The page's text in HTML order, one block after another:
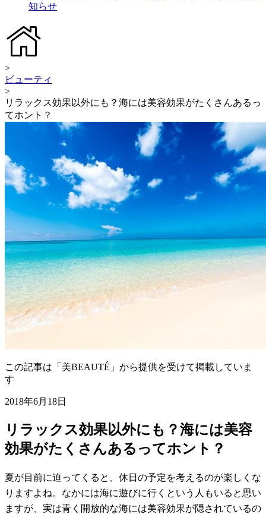
知らせ
>
ビューティ
>
リラックス効果以外にも？海には美容効果がたくさんあるっ
てホント？
この記事は「美BEAUTÉ」から提供を受けて掲載していま
す
2018年6月18日
リラックス効果以外にも？海には美容
効果がたくさんあるってホント？
夏が目前に迫ってくると、休日の予定を考えるのが楽しくな
りますよね。なかには海に遊びに行くという人もいると思い
ますが、実は青く開放的な海には美容効果が隠されているの